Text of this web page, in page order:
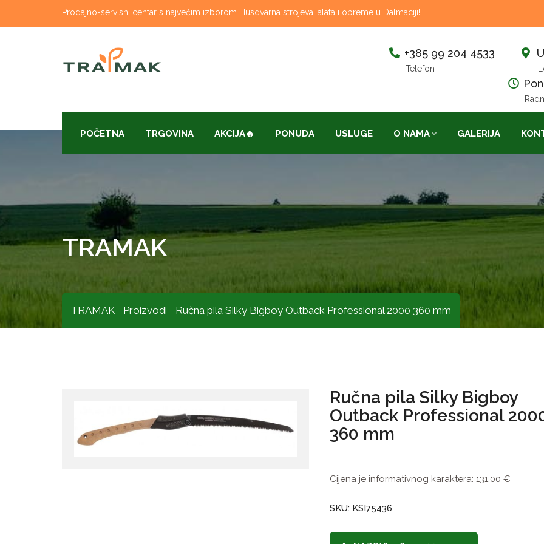
to
Prodajno-servisni centar s najvećim izborom Husqvarna strojeva, alata i opreme u Dalmaciji!
+385 99 204 4533
Telefon
POČETNA TRGOVINA AKCIJA🔥 PONUDA USLUGE O NAMA GALERIJA
TRAMAK
TRAMAK - Proizvodi - Ručna pila Silky Bigboy Outback Professional 2000 360 mm
Ručna pila Silky Bigboy
Outback Professional
360 mm
Cijena je informativnog karaktera: 131,00 €
SKU: KSI75436